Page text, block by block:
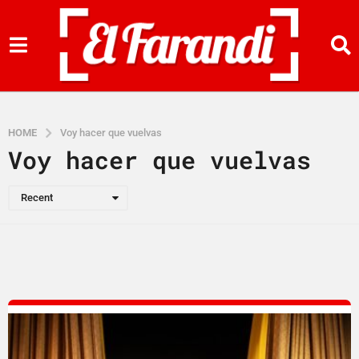
HOME Voy hacer que vuelvas
Voy hacer que vuelvas
Recent